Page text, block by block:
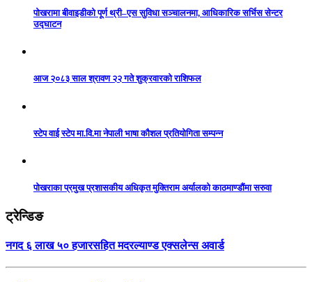
पोखरामा बीवाइडीको पूर्ण थ्री–एस सुविधा सञ्चालनमा, आधिकारिक सर्भिस सेन्टर
उद्घाटन
आज २०८३ साल श्रावण २२ गते शुक्रवारको राशिफल
स्टेप वाई स्टेप मा.वि.मा नेपाली भाषा कौशल प्रतियोगिता सम्पन्न
पोखराका प्रमुख प्रशासकीय अधिकृत मुक्तिराम अर्यालको काठमाण्डौंमा सरुवा
ट्रेन्डिङ
नगद ६ लाख ५० हजारसहित मदरल्याण्ड एक्सलेन्स अवार्ड